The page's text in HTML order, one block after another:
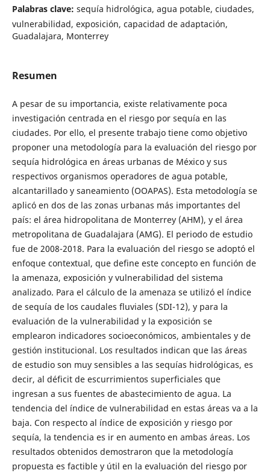
Palabras clave: sequía hidrológica, agua potable, ciudades,
vulnerabilidad, exposición, capacidad de adaptación,
Guadalajara, Monterrey
Resumen
A pesar de su importancia, existe relativamente poca
investigación centrada en el riesgo por sequía en las
ciudades. Por ello, el presente trabajo tiene como objetivo
proponer una metodología para la evaluación del riesgo por
sequía hidrológica en áreas urbanas de México y sus
respectivos organismos operadores de agua potable,
alcantarillado y saneamiento (OOAPAS). Esta metodología se
aplicó en dos de las zonas urbanas más importantes del
país: el área hidropolitana de Monterrey (AHM), y el área
metropolitana de Guadalajara (AMG). El periodo de estudio
fue de 2008-2018. Para la evaluación del riesgo se adoptó el
enfoque contextual, que define este concepto en función de
la amenaza, exposición y vulnerabilidad del sistema
analizado. Para el cálculo de la amenaza se utilizó el índice
de sequía de los caudales fluviales (SDI-12), y para la
evaluación de la vulnerabilidad y la exposición se
emplearon indicadores socioeconómicos, ambientales y de
gestión institucional. Los resultados indican que las áreas
de estudio son muy sensibles a las sequías hidrológicas, es
decir, al déficit de escurrimientos superficiales que
ingresan a sus fuentes de abastecimiento de agua. La
tendencia del índice de vulnerabilidad en estas áreas va a la
baja. Con respecto al índice de exposición y riesgo por
sequía, la tendencia es ir en aumento en ambas áreas. Los
resultados obtenidos demostraron que la metodología
propuesta es factible y útil en la evaluación del riesgo por